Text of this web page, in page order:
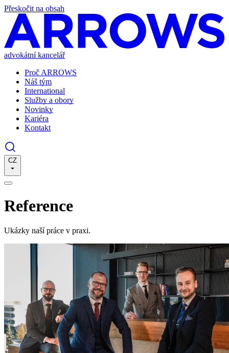
Přeskočit na obsah
advokátní kancelář
Proč ARROWS
Náš tým
International
Služby a obory
Novinky
Kariéra
Kontakt
CZ
Reference
Ukázky naší práce v praxi.